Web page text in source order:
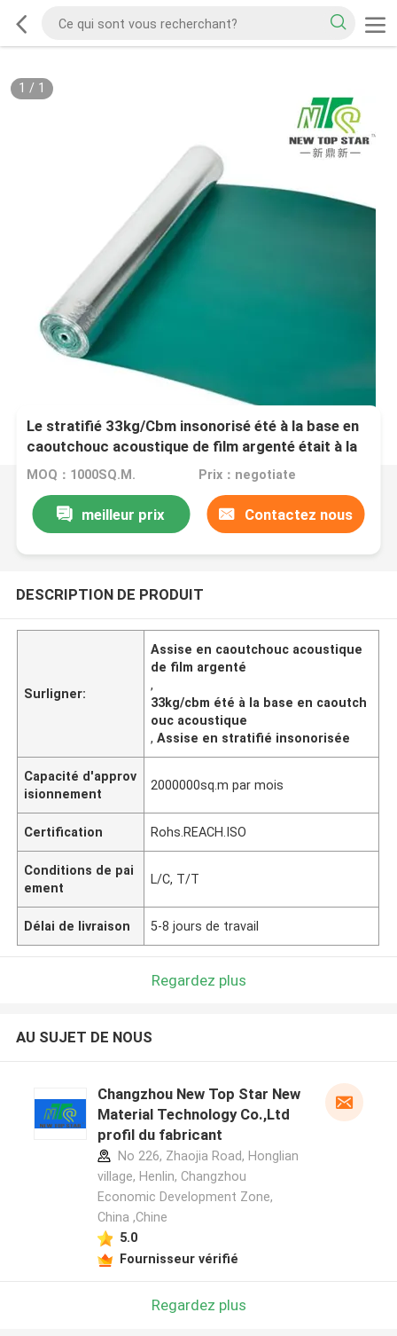
1 / 1
Le stratifié 33kg/Cbm insonorisé été à la base en
caoutchouc acoustique de film argenté était à la
base
MOQ：1000SQ.M. Prix：negotiate
meilleur prix Contactez nous
DESCRIPTION DE PRODUIT
Surligner:
Assise en caoutchouc acoustique
de film argenté
,
33kg/cbm été à la base en caoutch
ouc acoustique
,Assise en stratifié insonorisée
Capacité d'approv
isionnement
2000000sq.m par mois
Certification Rohs.REACH.ISO
Conditions de pai
ement
L/C, T/T
Délai de livraison 5-8 jours de travail
Regardez plus
AU SUJET DE NOUS
Changzhou New Top Star New
Material Technology Co.,Ltd
profil du fabricant
No 226, Zhaojia Road, Honglian
village, Henlin, Changzhou
Economic Development Zone,
China ,Chine
5.0
Fournisseur vérifié
Regardez plus